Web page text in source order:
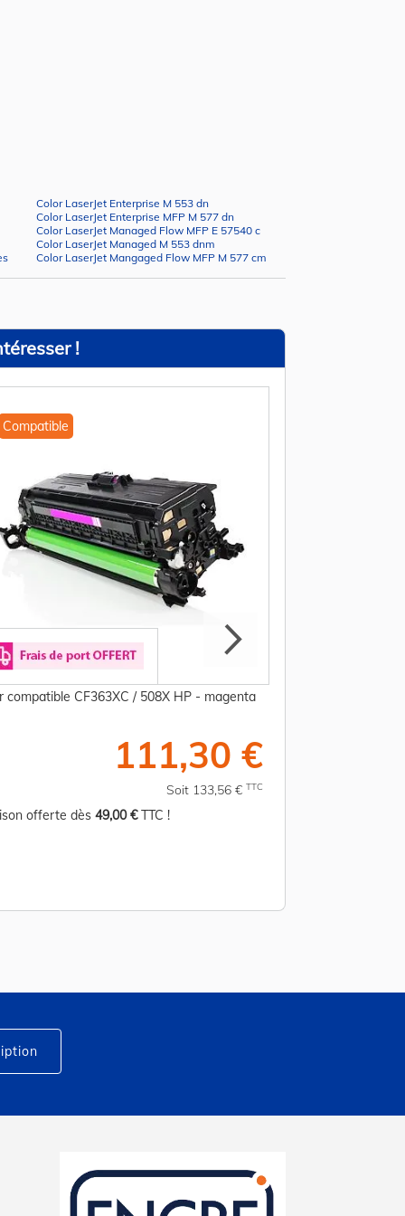
Color LaserJet Enterprise M 553 dn
Color LaserJet Enterprise MFP M 577 dn
Color LaserJet Managed Flow MFP E 57540 c
Color LaserJet Managed M 553 dnm
Color LaserJet Mangaged Flow MFP M 577 cm
!
Compatible
compatible CF363XC / 508X HP - magenta
111,30 €
Soit 133,56 € TTC
offerte dès 49,00 €TTC !